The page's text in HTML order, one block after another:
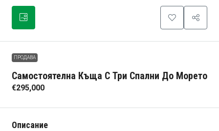
ПРОДАВА
Самостоятелна Къща С Три Спални До Морето
€295,000
Описание